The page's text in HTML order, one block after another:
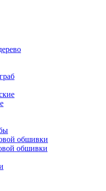
обшивки
обшивки